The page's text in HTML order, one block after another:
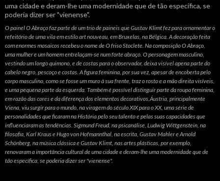
O painel O Abraço faz parte de um trio de paineis que Gustav Klimt fez para ornamentar o
refeitório de uma vila em estilo art nouveau, em Bruxelas, na Bélgica. A decoração feita
com enormes mosaicos recebeu o nome de O friso Stoclete. Na composição O Abraço,
uma mulher e um homem entrelaçam-se num forte abraço. O personagem masculino,
vestindo um longo quimono, e de costas para o observador, deixa visível apena parte do
cabelo negro, pescoço e costas. A figura feminina, por sua vez, apesar de encoberta pelo
corpo masculino, como se fosse um muro à sua frente, traz o rosto e a mão direita visíveis,
e uma pequena parte da esquerda. Também é possível distinguir parte da roupa feminina,
em razão das cores e da diferença dos elementos decorativos.Áustria, principalmente
Viena, viu surgir para o mundo, na viragem do século XIX para o XX, uma série de
personalidades que ficaram na História pelo seu talento e pelas suas capacidades que
influenciaram as tendências. Sigmund Freud, na psicanálise, Ludwig Wittgenstein, na
filosofia, Karl Kraus e Hugo von Hofmannthal, na escrita, Gustav Mahler e Arnold
Schönberg, na música clássica e Gustav Klimt, nas artes plásticas, por exemplo,
renovaram a importância cultural de uma cidade e deram-lhe uma modernidade que de
tão específica, se poderia dizer ser "vienense".